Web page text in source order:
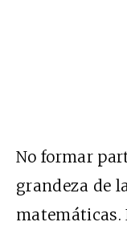
No formar
grandeza de
matemáticas.